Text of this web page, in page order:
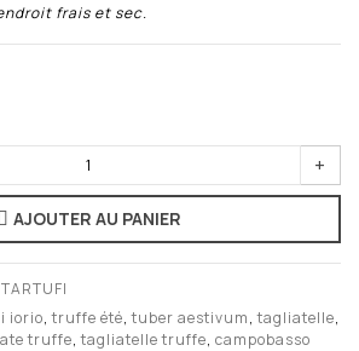
frais et sec.
+
AJOUTER AU PANIER
iorio,truffe été,tuber aestivum,tagliatelle,
truffe,tagliatelle truffe, campobasso